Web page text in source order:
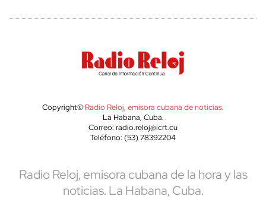
Copyright© Radio Reloj, emisora cubana de noticias.
La Habana, Cuba.
Correo: radio.reloj@icrt.cu
Teléfono: (53) 78392204
Radio Reloj, emisora cubana de la hora y las
noticias. La Habana, Cuba.